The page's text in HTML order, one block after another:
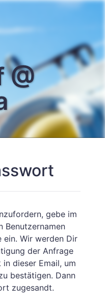
@
gebe im
Benutzernamen
ein. Wir werden Dir
der Anfrage
in dieser Email, um
bestätigen. Dann
zugesandt.